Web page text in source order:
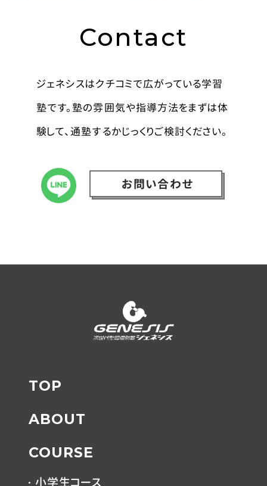
Contact
ジェネシスはクチコミで広がっている学習
塾です。塾の雰囲気や指導方法をまずは体
験して、通塾するかじっくりご検討ください。
お問い合わせ
TOP
ABOUT
COURSE
小学生コース